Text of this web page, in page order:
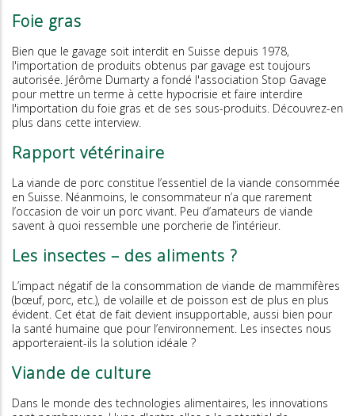
Foie gras
Bien que le gavage soit interdit en Suisse depuis 1978,
l'importation de produits obtenus par gavage est toujours
autorisée. Jérôme Dumarty a fondé l'association Stop Gavage
pour mettre un terme à cette hypocrisie et faire interdire
l'importation du foie gras et de ses sous-produits. Découvrez-en
plus dans cette interview.
Rapport vétérinaire
La viande de porc constitue l’essentiel de la viande consommée
en Suisse. Néanmoins, le consommateur n’a que rarement
l’occasion de voir un porc vivant. Peu d’amateurs de viande
savent à quoi ressemble une porcherie de l’intérieur.
Les insectes – des aliments ?
L’impact négatif de la consommation de viande de mammifères
(bœuf, porc, etc.), de volaille et de poisson est de plus en plus
évident. Cet état de fait devient insupportable, aussi bien pour
la santé humaine que pour l’environnement. Les insectes nous
apporteraient-ils la solution idéale ?
Viande de culture
Dans le monde des technologies alimentaires, les innovations